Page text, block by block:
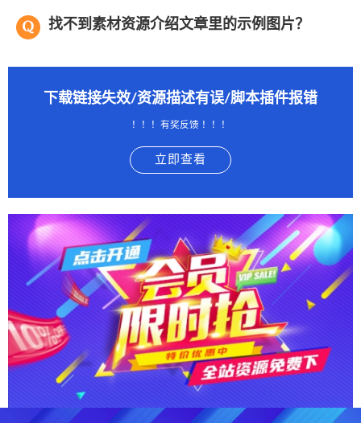
找不到素材资源介绍文章里的示例图片？
下载链接失效/资源描述有误/脚本插件报错
！！！有奖反馈 ！！！
立即查看